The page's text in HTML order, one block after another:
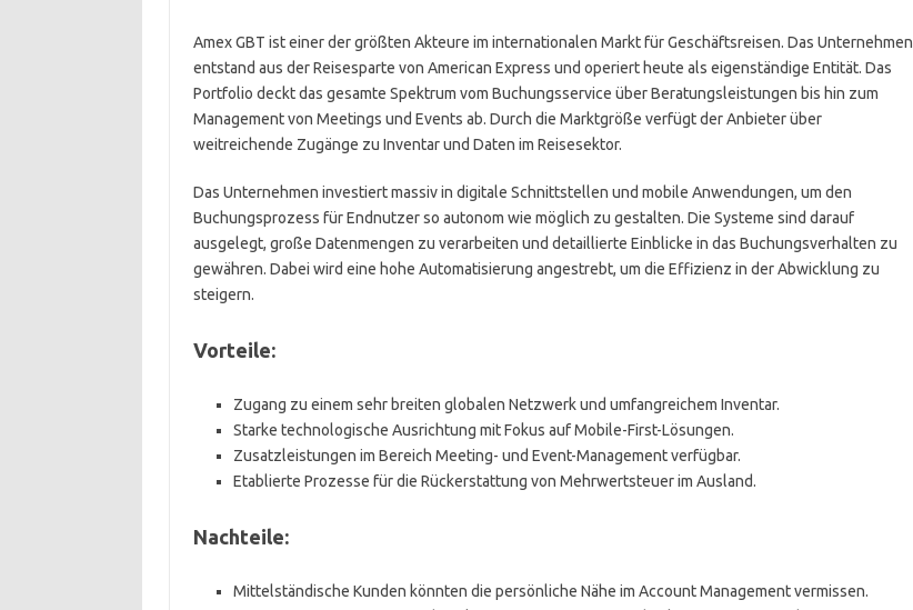
Amex GBT ist einer der größten Akteure im internationalen Markt für Geschäftsreisen. Das Unternehmen
entstand aus der Reisesparte von American Express und operiert heute als eigenständige Entität. Das
Portfolio deckt das gesamte Spektrum vom Buchungsservice über Beratungsleistungen bis hin zum
Management von Meetings und Events ab. Durch die Marktgröße verfügt der Anbieter über
weitreichende Zugänge zu Inventar und Daten im Reisesektor.
Das Unternehmen investiert massiv in digitale Schnittstellen und mobile Anwendungen, um den
Buchungsprozess für Endnutzer so autonom wie möglich zu gestalten. Die Systeme sind darauf
ausgelegt, große Datenmengen zu verarbeiten und detaillierte Einblicke in das Buchungsverhalten zu
gewähren. Dabei wird eine hohe Automatisierung angestrebt, um die Effizienz in der Abwicklung zu
steigern.
Vorteile:
Zugang zu einem sehr breiten globalen Netzwerk und umfangreichem Inventar.
Starke technologische Ausrichtung mit Fokus auf Mobile-First-Lösungen.
Zusatzleistungen im Bereich Meeting- und Event-Management verfügbar.
Etablierte Prozesse für die Rückerstattung von Mehrwertsteuer im Ausland.
Nachteile:
Mittelständische Kunden könnten die persönliche Nähe im Account Management vermissen.